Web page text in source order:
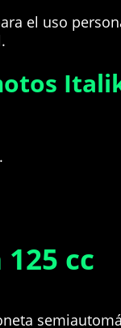
el uso
.
cc